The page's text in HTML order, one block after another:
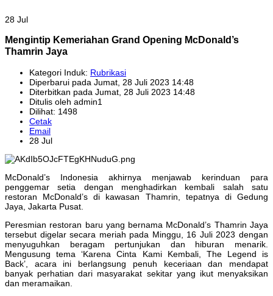
28 Jul
Mengintip Kemeriahan Grand Opening McDonald’s
Thamrin Jaya
Kategori Induk: Rubrikasi
Diperbarui pada Jumat, 28 Juli 2023 14:48
Diterbitkan pada Jumat, 28 Juli 2023 14:48
Ditulis oleh admin1
Dilihat: 1498
Cetak
Email
28 Jul
McDonald’s Indonesia akhirnya menjawab kerinduan para
penggemar setia dengan menghadirkan kembali salah satu
restoran McDonald’s di kawasan Thamrin, tepatnya di Gedung
Jaya, Jakarta Pusat.
Peresmian restoran baru yang bernama McDonald’s Thamrin Jaya
tersebut digelar secara meriah pada Minggu, 16 Juli 2023 dengan
menyuguhkan beragam pertunjukan dan hiburan menarik.
Mengusung tema ‘Karena Cinta Kami Kembali, The Legend is
Back’, acara ini berlangsung penuh keceriaan dan mendapat
banyak perhatian dari masyarakat sekitar yang ikut menyaksikan
dan meramaikan.